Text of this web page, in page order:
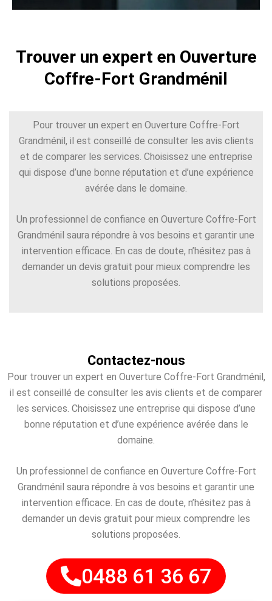
Trouver un expert en Ouverture
Coffre-Fort Grandménil
Pour trouver un expert en Ouverture Coffre-Fort
Grandménil, il est conseillé de consulter les avis clients
et de comparer les services. Choisissez une entreprise
qui dispose d’une bonne réputation et d’une expérience
avérée dans le domaine.
Un professionnel de confiance en Ouverture Coffre-Fort
Grandménil saura répondre à vos besoins et garantir une
intervention efficace. En cas de doute, n’hésitez pas à
demander un devis gratuit pour mieux comprendre les
solutions proposées.
Contactez-nous
Pour trouver un expert en Ouverture Coffre-Fort Grandménil,
il est conseillé de consulter les avis clients et de comparer
les services. Choisissez une entreprise qui dispose d’une
bonne réputation et d’une expérience avérée dans le
domaine.
Un professionnel de confiance en Ouverture Coffre-Fort
Grandménil saura répondre à vos besoins et garantir une
intervention efficace. En cas de doute, n’hésitez pas à
demander un devis gratuit pour mieux comprendre les
solutions proposées.
0488 61 36 67